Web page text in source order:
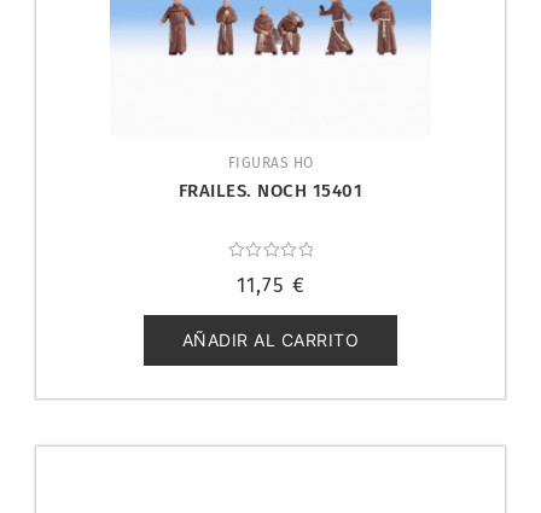
FIGURAS HO
FRAILES. NOCH 15401
con
de
5
11,75 €
AÑADIR AL CARRITO